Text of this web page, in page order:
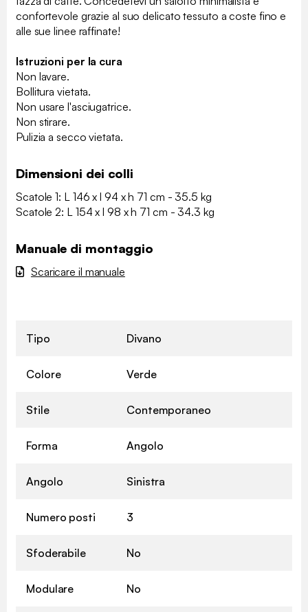
confortevole grazie al suo delicato tessuto a coste fino e
alle sue linee raffinate!
Istruzioni per la cura
Non lavare.
Bollitura vietata.
Non usare l'asciugatrice.
Non stirare.
Pulizia a secco vietata.
Dimensioni dei colli
Scatole 1: L 146 x l 94 x h 71 cm - 35.5 kg
Scatole 2: L 154 x l 98 x h 71 cm - 34.3 kg
Manuale di montaggio
Scaricare il manuale
Tipo Divano
Colore Verde
Stile Contemporaneo
Forma Angolo
Angolo Sinistra
Numero posti 3
Sfoderabile No
Modulare No